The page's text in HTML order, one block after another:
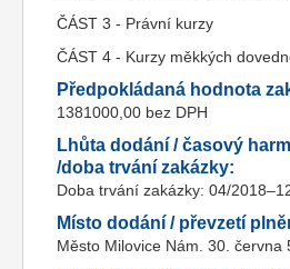
ČÁST 3 - Právní kurzy
ČÁST 4 - Kurzy měkkých
Předpokládaná hodnota
1381000,00 bez DPH
Lhůta dodání / časový
/doba trvání zakázky:
Doba trvání zakázky: 04/
Místo dodání / převzetí
Město Milovice Nám. 30. června